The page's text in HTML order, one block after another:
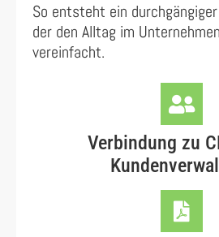
So entsteht ein
der den Alltag im
vereinfacht.
Verbindung zu